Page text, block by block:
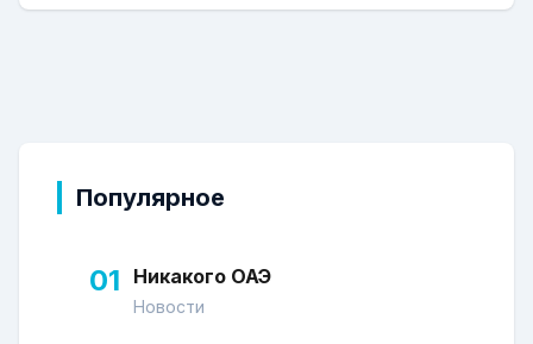
Популярное
01 Никакого ОАЭ
Новости